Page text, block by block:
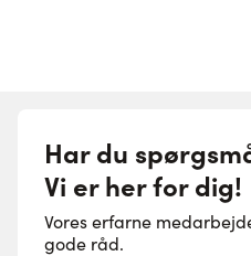
Har du
Vi er her for dig!
Vores erfarne
gode råd.